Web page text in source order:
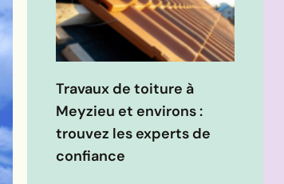
Travaux de toiture à
Meyzieu et environs :
trouvez les experts de
confiance